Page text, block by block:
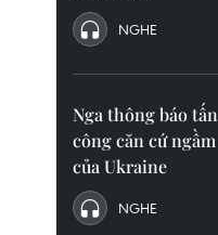
NGHE
Nga thông báo tấn
công căn cứ ngầm
của Ukraine
NGHE